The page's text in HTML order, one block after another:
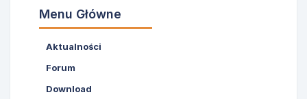
Menu Główne
Aktualności
Forum
Download